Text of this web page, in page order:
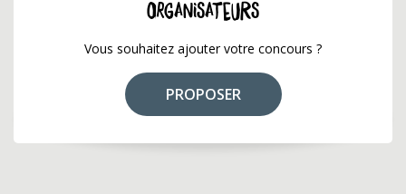
ORGANISATEURS
Vous souhaitez ajouter votre concours ?
PROPOSER